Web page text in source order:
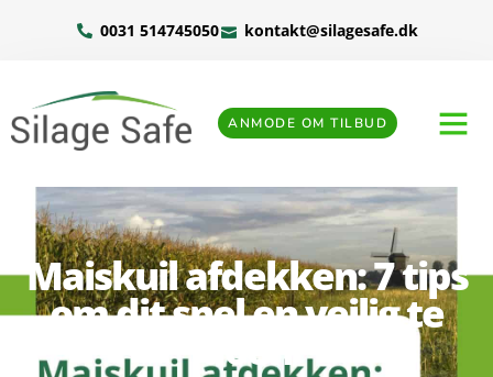
0031 514745050 kontakt@silagesafe.dk
ANMODE OM TILBUD
Maiskuil afdekken: 7 tips
om dit snel en veilig te
doen